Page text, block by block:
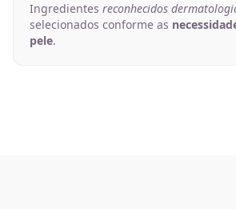
Ingredientes reconhecidos
selecionados conforme as
pele.